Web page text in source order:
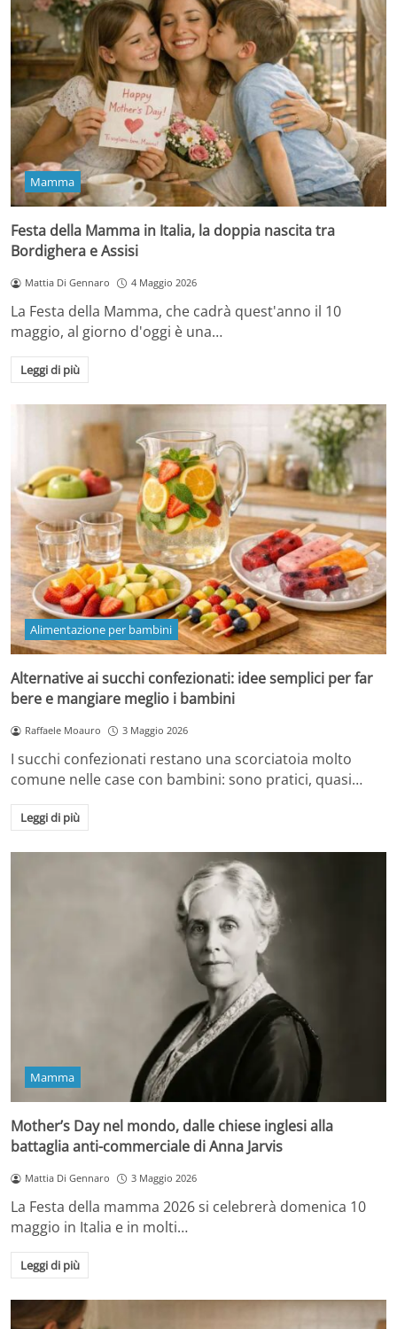
Mamma
Festa della Mamma in Italia, la doppia nascita tra
Bordighera e Assisi
Mattia Di Gennaro 4 Maggio 2026
La Festa della Mamma, che cadrà quest'anno il 10
maggio, al giorno d'oggi è una…
Leggi di più
Alimentazione per bambini
Alternative ai succhi confezionati: idee semplici per far
bere e mangiare meglio i bambini
Raffaele Moauro 3 Maggio 2026
I succhi confezionati restano una scorciatoia molto
comune nelle case con bambini: sono pratici, quasi…
Leggi di più
Mamma
Mother’s Day nel mondo, dalle chiese inglesi alla
battaglia anti-commerciale di Anna Jarvis
Mattia Di Gennaro 3 Maggio 2026
La Festa della mamma 2026 si celebrerà domenica 10
maggio in Italia e in molti…
Leggi di più